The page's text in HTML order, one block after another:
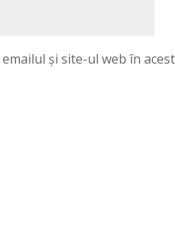
și site-ul web în